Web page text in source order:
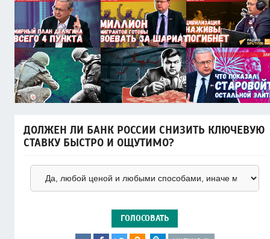
ДОЛЖЕН ЛИ БАНК РОССИИ СНИЗИТЬ КЛЮЧЕВУЮ
СТАВКУ БЫСТРО И ОЩУТИМО?
ГОЛОСОВАТЬ